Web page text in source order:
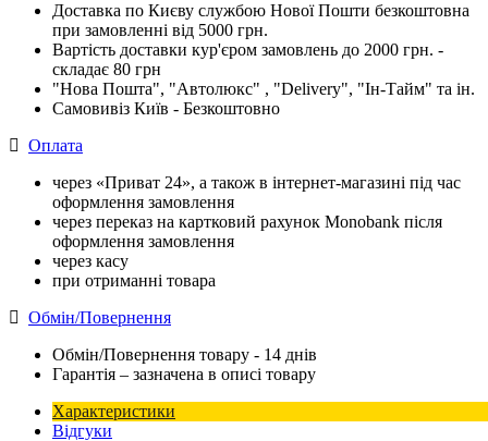
Доставка по Києву службою Нової Пошти безкоштовна
при замовленні від 5000 грн.
Вартість доставки кур'єром замовлень до 2000 грн. -
складає 80 грн
"Нова Пошта", "Автолюкс" , "Delivery", "Iн-Тайм" та ін.
Самовивіз Київ - Безкоштовно
Оплата
через «Приват 24», а також в інтернет-магазині під час
оформлення замовлення
через переказ на картковий рахунок Monobank після
оформлення замовлення
через касу
при отриманні товара
Обмін/Повернення
Обмін/Повернення товару - 14 днів
Гарантія – зазначена в описі товару
Характеристики
Відгуки